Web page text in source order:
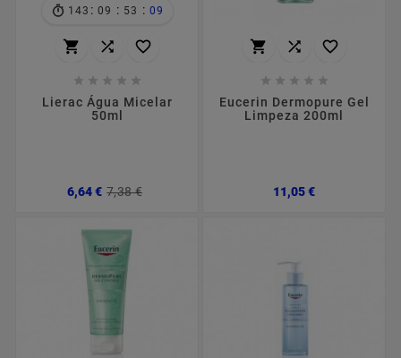
143 : 09 : 53 : 08
  
    
Lierac Água Micelar
50ml
6,64 € 7,38 €
  
    
Eucerin Dermopure Gel
Limpeza 200ml
11,05 €Preço